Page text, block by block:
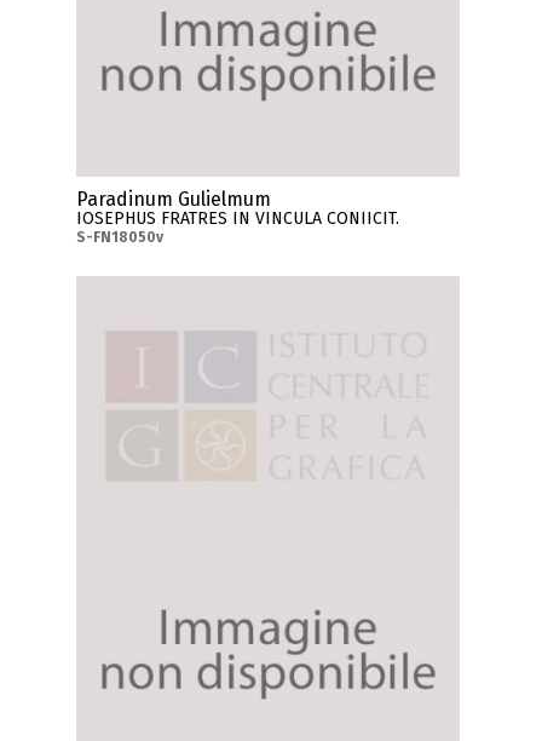
Paradinum Gulielmum
IOSEPHUS FRATRES IN VINCULA CONIICIT.
S-FN18050v